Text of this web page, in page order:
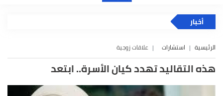
أخبار
الرئيسية استشارات علاقات زوجية
هذه التقاليد تهدد كيان الأسرة.. ابتعد